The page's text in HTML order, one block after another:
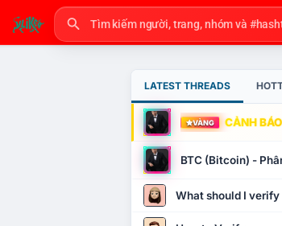
LATEST THREADS
VÀNG CẢNH
BTC (Bitcoin) -
What should I